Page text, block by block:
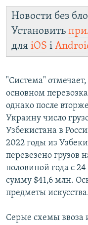
Новости без
Установить
для iOS і
"Система"
основном
однако после
Украину число
Узбекистана в
2022 годы из
перевезено грузов
половиной года с
сумму $41,6 млн.
предметы
Серые схемы ввоза